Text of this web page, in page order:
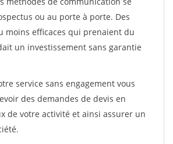
ou au porte à porte. Des
moins efficaces qui prenaient du
un investissement sans garantie
service sans engagement vous
des demandes de devis en
de votre activité et ainsi assurer un